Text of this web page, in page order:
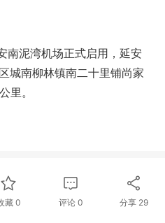
南泥湾机场正式启用，延安
城南柳林镇南二十里铺尚家
里。
藏 0 评论0 分享 29